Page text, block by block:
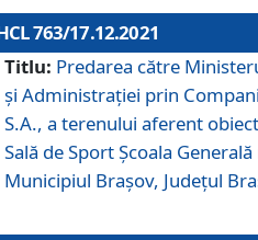
763/17.12.2021
Titlu: Predarea către
și Administrației prin
S.A., a terenului aferent
Sală de Sport Școala
Municipiul Brașov, Județul